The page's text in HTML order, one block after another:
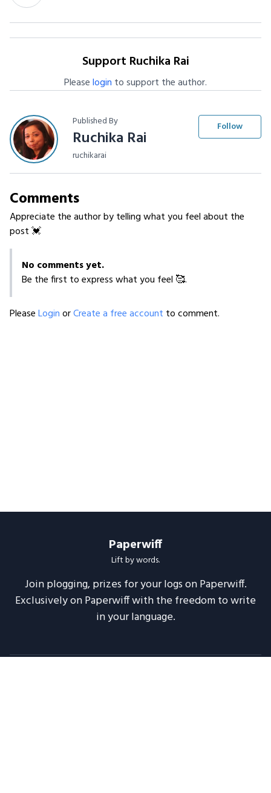
Support Ruchika Rai
Pleaselogin to support the author.
Published By
Ruchika Rai
ruchikarai
Follow
Comments
Appreciate the author by telling what you feel about the
post 💓
No comments yet.
Be the first to express what you feel 🥰.
PleaseLoginorCreate a free account to comment.
Paperwiff
Lift by words.
Join plogging, prizes for your logs on Paperwiff.
Exclusively on Paperwiff with the freedom to write
in your language.